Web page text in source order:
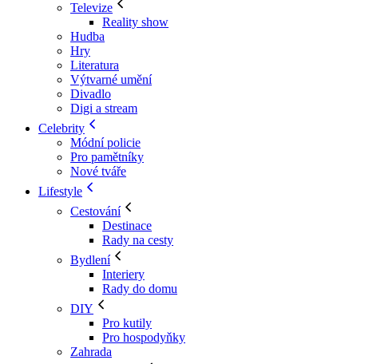
Televize
Reality show
Hudba
Hry
Literatura
Výtvarné umění
Divadlo
Digi a stream
Celebrity
Módní policie
Pro pamětníky
Nové tváře
Lifestyle
Cestování
Destinace
Rady na cesty
Bydlení
Interiery
Rady do domu
DIY
Pro kutily
Pro hospodyňky
Zahrada